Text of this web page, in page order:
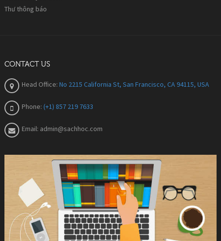
Thư thông báo
CONTACT US
Head Office: No 2215 California St, San Francisco, CA 94115, USA
Phone: (+1) 857 219 7633
Email: admin@sachhoc.com